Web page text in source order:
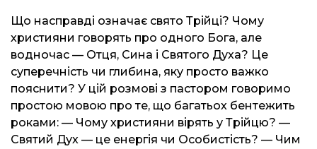
Що насправді означає свято Трійці? Чому
християни говорять про одного Бога, але
водночас — Отця, Сина і Святого Духа? Це
суперечність чи глибина, яку просто важко
пояснити? У цій розмові з пастором говоримо
простою мовою про те, що багатьох бентежить
роками: — Чому християни вірять у Трійцю? —
Святий Дух — це енергія чи Особистість? — Чим